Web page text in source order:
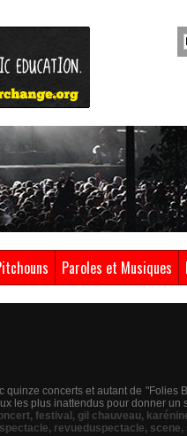
Paroles et Musiques
concerts et autant de "Folies
les plus inattendus pour donner un
, festival , gil chauveau,
, revueduspectacle, scene,